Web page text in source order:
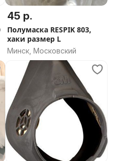
45 р.
Полумаска RESPIK 803,
хаки размер L
Минск, Московский